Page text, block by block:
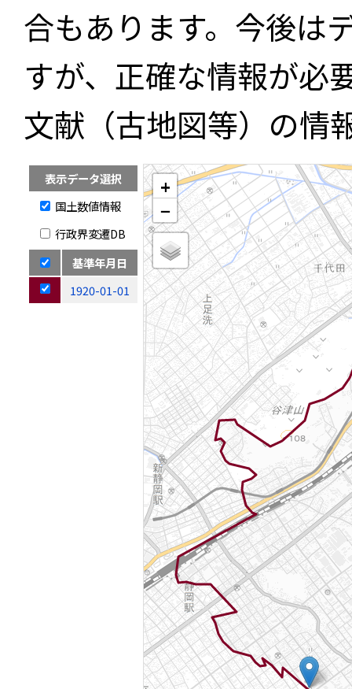
合もあります。今後は
すが、正確な情報が必
文献（古地図等）の情
表示データ選択
国土数値情報
行政界変遷DB
基準年月日
1920-01-01
+
−